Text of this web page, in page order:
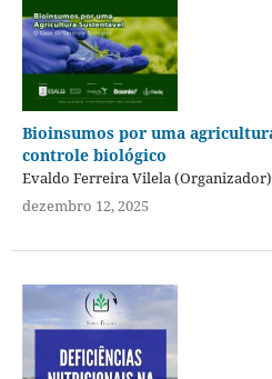
Bioinsumos por uma
controle biológico
Evaldo Ferreira Vilela (Organizador)
dezembro 12, 2025